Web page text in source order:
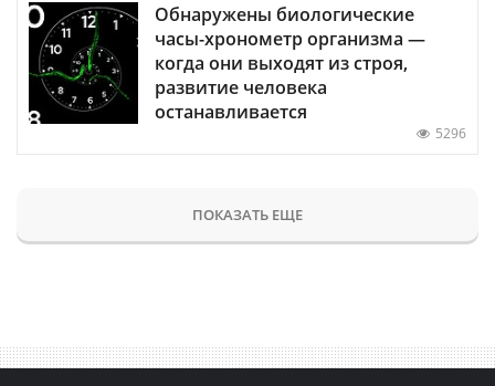
Обнаружены биологические
часы-хронометр организма —
когда они выходят из строя,
развитие человека
останавливается
5296
ПОКАЗАТЬ ЕЩЕ